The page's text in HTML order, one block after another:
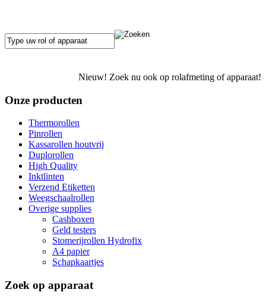
Nieuw! Zoek nu ook op rolafmeting of apparaat!
Onze producten
Thermorollen
Pinrollen
Kassarollen houtvrij
Duplorollen
High Quality
Inktlinten
Verzend Etiketten
Weegschaalrollen
Overige supplies
Cashboxen
Geld testers
Stomerijrollen Hydrofix
A4 papier
Schapkaartjes
Zoek op apparaat